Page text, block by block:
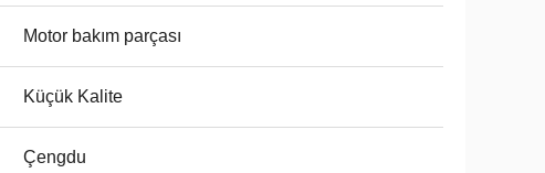
Motor bakım parçası
Küçük Kalite
Çengdu